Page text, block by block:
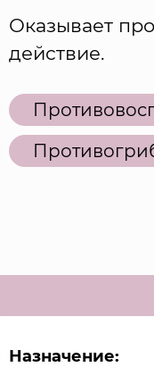
Оказывает
действие.
Назначение: